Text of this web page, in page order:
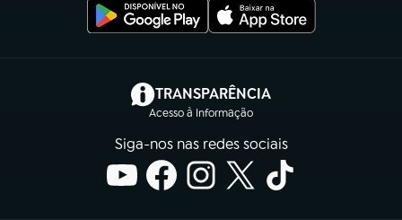
TRANSPARÊNCIA
Acesso à Informação
(abre em nova aba)
Siga-nos nas redes sociais